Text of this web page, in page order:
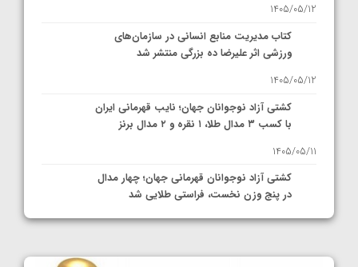
1405/05/12
کتاب مدیریت منابع انسانی در سازمان‌های
ورزشی اثر علیرضا ده بزرگی منتشر شد
1405/05/12
کشتی آزاد نوجوانان جهان؛ نایب قهرمانی ایران
با کسب ۳ مدال طلا، ۱ نقره و ۲ مدال برنز
1405/05/11
کشتی آزاد نوجوانان قهرمانی جهان؛ چهار مدال
در پنج وزن نخست، فراستی طلایی شد
1405/05/11